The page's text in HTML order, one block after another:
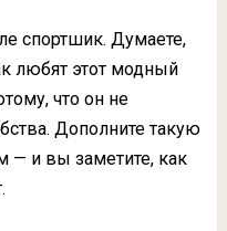
спортшик. Думаете,
любят этот модный
что он не
Дополните такую
— и вы заметите, как